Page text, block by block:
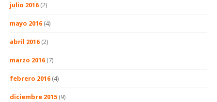
julio 2016 (2)
mayo 2016 (4)
abril 2016 (2)
marzo 2016 (7)
febrero 2016 (4)
diciembre 2015 (9)